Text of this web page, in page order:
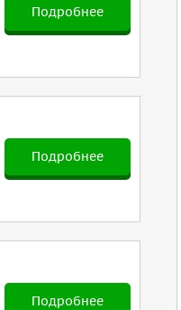
Подробнее
Подробнее
Подробнее